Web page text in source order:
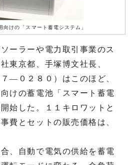
向けの「スマート蓄電システム」
ーラーや電力取引事業のス
東京都、手塚博文社長、
―０２８０）はこのほど、
けの蓄電池「スマート蓄電
始した。１１キロワットと
費とセットの販売価格は、
、自動で電気の供給を蓄電